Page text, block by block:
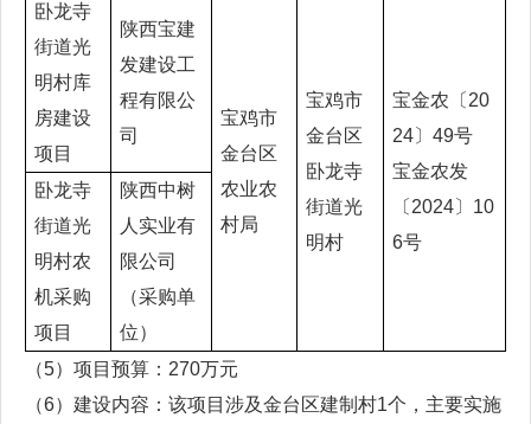
卧龙寺
街道光
明村库
房建设
项目
陕西宝建
发建设工
程有限公
司
宝鸡市
金台区
农业农
村局
宝鸡市
金台区
卧龙寺
街道光
明村
宝金农〔20
24〕49号
宝金农发
〔2024〕10
6号
卧龙寺
街道光
明村农
机采购
项目
陕西中树
人实业有
限公司
（采购单
位）
（5）项目预算：270万元
（6）建设内容：该项目涉及金台区建制村1个，主要实施